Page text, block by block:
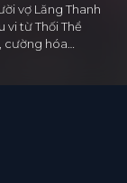
vợ Lăng Thanh
vi từ Thối Thể
hóa…